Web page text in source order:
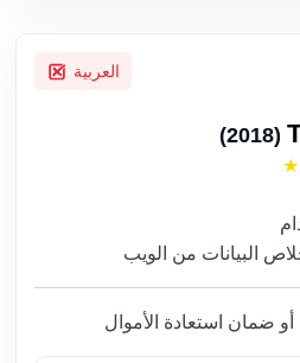
العربية
(2018)
البيانات من الويب
أو ضمان استعادة الأموال